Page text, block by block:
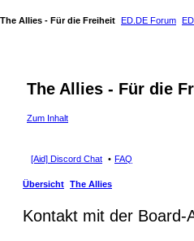
The Allies - Für die Freiheit ED.DE Forum
The Allies - Für die
Zum Inhalt
[Aid] Discord Chat FAQ
Übersicht The Allies
Kontakt mit der Board-